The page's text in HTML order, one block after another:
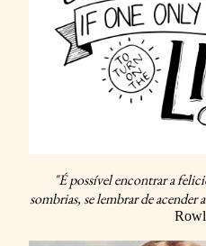
"É possível encontrar a
sombrias, se lembrar de acender